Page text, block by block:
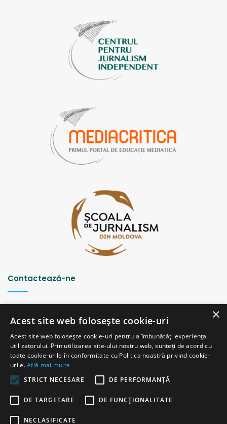
Contactează-ne
Strada Șciusev, 53
2012 Chișinău, Republica Moldova
fax: (+373 22) 226681
Email: redactia@ijc.md
versiunea veche
×
Acest site web folosește cookie-uri
Acest site web folosește cookie-uri pentru a îmbunătăți experiența
utilizatorului. Prin utilizarea site-ului nostru web, sunteți de acord cu
toate cookie-urile în conformitate cu Politica noastră privind cookie-
urile.Află mai multe
STRICT NECESARE
DE PERFORMANȚĂ
DE TARGETARE DE FUNCŢIONALITATE
NECLASIFICATE